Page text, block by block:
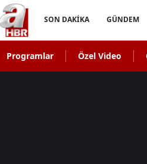
SON DAKİKA GÜNDEM
Programlar Özel Video